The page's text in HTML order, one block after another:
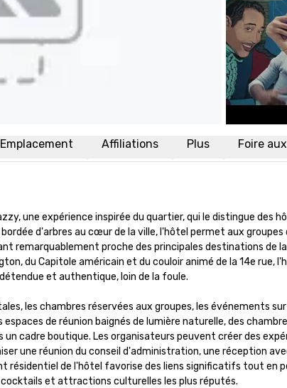
Emplacement Affiliations Plus Foire
une expérience inspirée du quartier, qui le distingue des
d'arbres au cœur de la ville, l'hôtel permet aux groupes
remarquablement proche des principales destinations de
du Capitole américain et du couloir animé de la 14e rue,
et authentique, loin de la foule.
les chambres réservées aux groupes, les événements
de réunion baignés de lumière naturelle, des
cadre boutique. Les organisateurs peuvent créer des
une réunion du conseil d'administration, une réception
résidentiel de l'hôtel favorise des liens significatifs tout en
cocktails et attractions culturelles les plus réputés.